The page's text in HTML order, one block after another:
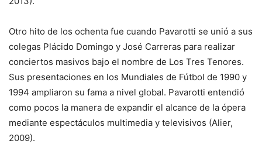
Otro hito de los ochenta fue cuando Pavarotti se unió a sus
colegas Plácido Domingo y José Carreras para realizar
conciertos masivos bajo el nombre de Los Tres Tenores.
Sus presentaciones en los Mundiales de Fútbol de 1990 y
1994 ampliaron su fama a nivel global. Pavarotti entendió
como pocos la manera de expandir el alcance de la ópera
mediante espectáculos multimedia y televisivos (Alier,
2009).